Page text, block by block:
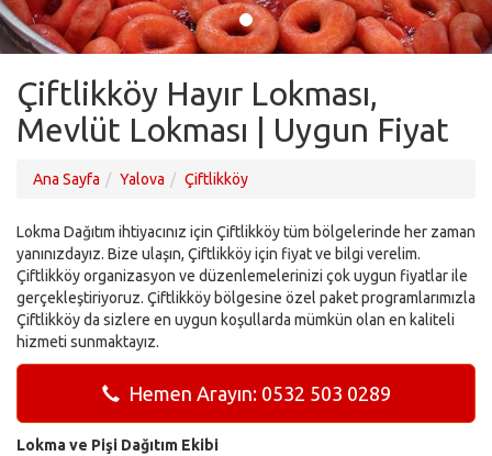
Çiftlikköy Hayır Lokması,
Mevlüt Lokması | Uygun Fiyat
Ana Sayfa Yalova Çiftlikköy
Lokma Dağıtım ihtiyacınız için Çiftlikköy tüm bölgelerinde her zaman
yanınızdayız. Bize ulaşın, Çiftlikköy için fiyat ve bilgi verelim.
Çiftlikköy organizasyon ve düzenlemelerinizi çok uygun fiyatlar ile
gerçekleştiriyoruz. Çiftlikköy bölgesine özel paket programlarımızla
Çiftlikköy da sizlere en uygun koşullarda mümkün olan en kaliteli
hizmeti sunmaktayız.
Hemen Arayın: 0532 503 0289
Lokma ve Pişi Dağıtım Ekibi